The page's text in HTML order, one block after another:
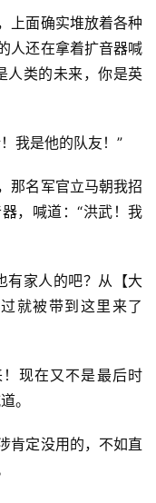
上面确实堆放着各种
人还在拿着扩音器喊
人类的未来，你是英
我是他的队友！”
那名军官立马朝我招
，喊道：“洪武！我
有家人的吧？从【大
就被带到这里来了
现在又不是最后时
。
肯定没用的，不如直